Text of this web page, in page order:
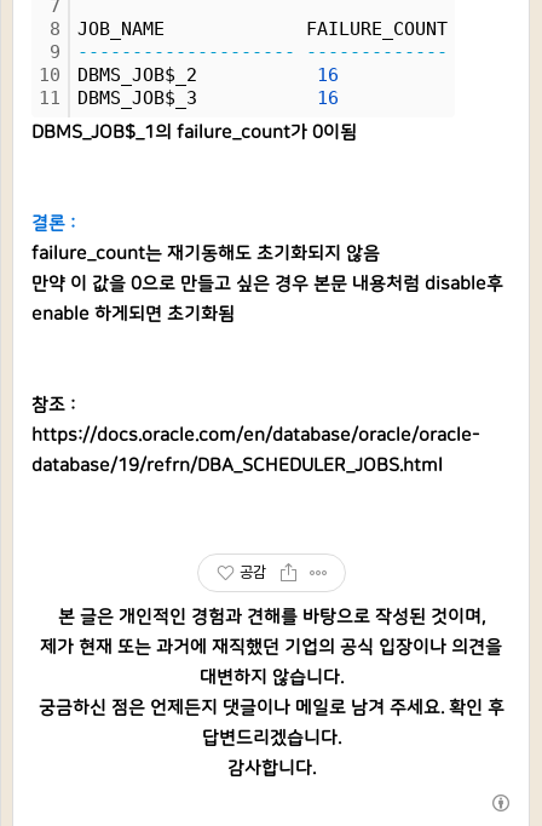
7
8
9
10
11
JOB_NAME             FAILURE_COUNT
--------------------
-------------
DBMS_JOB$_2 16
DBMS_JOB$_3 16
DBMS_JOB$_1의 failure_count가 0이됨
결론 :
failure_count는 재기동해도 초기화되지 않음
만약 이 값을 0으로 만들고 싶은 경우 본문 내용처럼 disable후
enable 하게되면 초기화됨
참조 :
https://docs.oracle.com/en/database/oracle/oracle-
database/19/refrn/DBA_SCHEDULER_JOBS.html
공감
본 글은 개인적인 경험과 견해를 바탕으로 작성된 것이며,
제가 현재 또는 과거에 재직했던 기업의 공식 입장이나 의견을
대변하지 않습니다.
궁금하신 점은 언제든지 댓글이나 메일로 남겨 주세요. 확인 후
답변드리겠습니다.
감사합니다.